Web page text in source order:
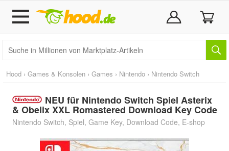
Hood › Games & Konsolen › Games › Nintendo › Nintendo Switch
NEU für Nintendo Switch Spiel Asterix
& Obelix XXL Romastered Download Key Code
Nintendo Switch, Spiel, Game Key, Download Code, E-shop